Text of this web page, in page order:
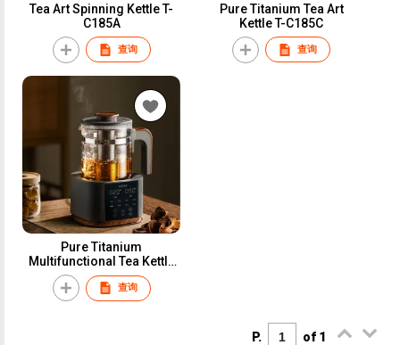
Tea Art Spinning Kettle T-
C185A
查询
Pure Titanium Tea Art
Kettle T-C185C
查询
Pure Titanium
Multifunctional Tea Kettle
T-212P
查询
P. of 1